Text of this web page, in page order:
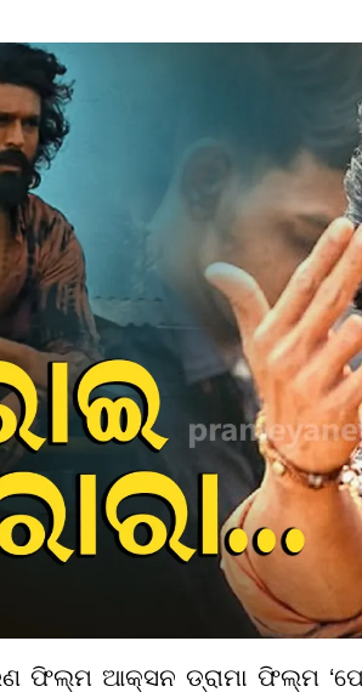
ଫିଲ୍ମ ଆକ୍ସନ ଡ୍ରାମା ଫିଲ୍ମ